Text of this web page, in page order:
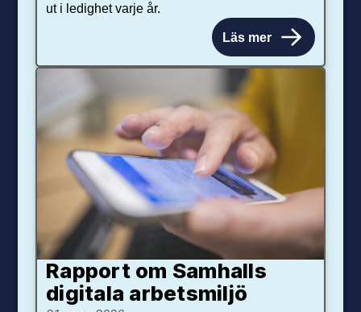
ut i ledighet varje år.
Läs mer
Rapport om Samhalls
digitala arbetsmiljö